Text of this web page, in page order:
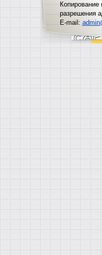
Копирование
разрешения
E-mail: